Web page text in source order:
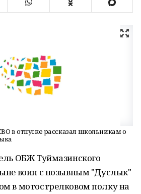
в отпуске рассказал школьникам о
ОБЖ Туймазинского
воин с позывным "Дуслык"
в мотострелковом полку на